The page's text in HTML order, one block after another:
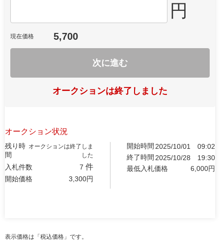
円
現在価格 5,700
次に進む
オークションは終了しました
オークション状況
残り時
間
オークションは終了しま
した
入札件数 7 件
開始価格 3,300円
開始時間 2025/10/01
09:02
終了時間 2025/10/28
19:30
最低入札価格
6,000円
表示価格は「税込価格」です。